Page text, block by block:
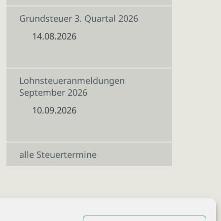
Grundsteuer 3. Quartal 2026
14.08.2026
Lohnsteueranmeldungen
September 2026
10.09.2026
alle Steuertermine